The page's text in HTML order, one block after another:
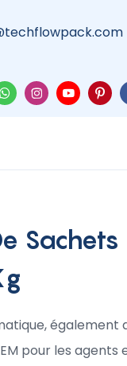
À Propos De Nous
également
pour les agents